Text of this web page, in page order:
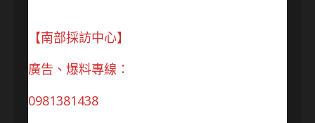
【南部採訪中心】
廣告、爆料專線：
0981381438